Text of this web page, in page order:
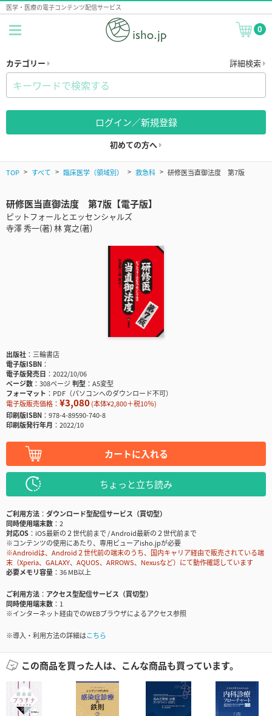
医学・医療の電子コンテンツ配信サービス
0
カテゴリー 詳細検索
ログイン／新規登録
初めての方へ
TOP すべて 臨床医学（領域別） 救急科 研修医当直御法度 第7版
研修医当直御法度 第7版【電子版】
ピットフォールとエッセンシャルズ
寺澤 秀一(著) 林 寛之(著)
出版社
三輪書店
電子版ISBN
電子版発売日
2022/10/06
ページ数
308ページ判型
A5変型
フォーマット
PDF（パソコンへのダウンロード不可）
電子版販売価格： ¥3,080(本体¥2,800＋税10％)
印刷版ISBN
978-4-89590-740-8
印刷版発行年月
2022/10
カートに入れる
ちょっと立ち読み
ご利用方法
ダウンロード型配信サービス（買切型）
同時使用端末数
2
対応OS
iOS最新の２世代前まで / Android最新の２世代前まで
※コンテンツの使用にあたり、専用ビューアisho.jpが必要
※Androidは、Android２世代前の端末のうち、国内キャリア経由で販売されている端
末（Xperia、GALAXY、AQUOS、ARROWS、Nexusなど）にて動作確認しています
必要メモリ容量
36 MB以上
ご利用方法
アクセス型配信サービス（買切型）
同時使用端末数
1
※インターネット経由でのWEBブラウザによるアクセス参照
※導入・利用方法の詳細はこちら
この商品を買った人は、こんな商品も買っています。